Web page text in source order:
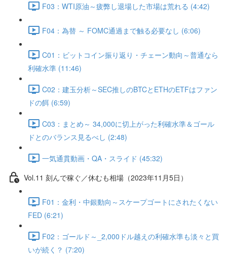
F03：WTI原油～疲弊し退場した市場は荒れる (4:42)
F04：為替 ～ FOMC通過まで触る必要なし (6:06)
C01：ビットコイン振り返り・チェーン動向～普通なら
利確水準 (11:46)
C02：建玉分析～SEC推しのBTCとETHのETFはファン
ドの餌 (6:59)
C03：まとめ～ 34,000に切上がった利確水準＆ゴール
ドとのバランス見るべし (2:48)
一気通貫動画・QA・スライド (45:32)
Vol.11 刻んで稼ぐ／休むも相場（2023年11月5日）
F01：金利・中銀動向～スケープゴートにされたくない
FED (6:21)
F02：ゴールド～_2,000ドル越えの利確水準も淡々と買
いが続く？ (7:20)